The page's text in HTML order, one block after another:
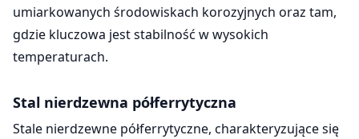
umiarkowanych środowiskach korozyjnych oraz tam,
gdzie kluczowa jest stabilność w wysokich
temperaturach.
Stal nierdzewna półferrytyczna
Stale nierdzewne półferrytyczne, charakteryzujące się